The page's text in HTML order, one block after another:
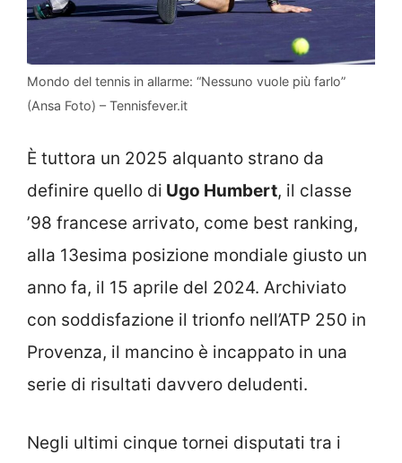
Mondo del tennis in allarme: “Nessuno vuole più farlo”
(Ansa Foto) – Tennisfever.it
È tuttora un 2025 alquanto strano da
definire quello di Ugo Humbert, il classe
’98 francese arrivato, come best ranking,
alla 13esima posizione mondiale giusto un
anno fa, il 15 aprile del 2024. Archiviato
con soddisfazione il trionfo nell’ATP 250 in
Provenza, il mancino è incappato in una
serie di risultati davvero deludenti.
Negli ultimi cinque tornei disputati tra i